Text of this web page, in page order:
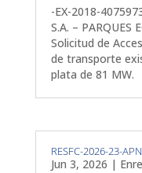
-EX-2018-
S.A. – PARQUES
Solicitud de
de transporte
plata de 81 MW.
RESFC-2026-23-
Jun 3, 2026 | Enre